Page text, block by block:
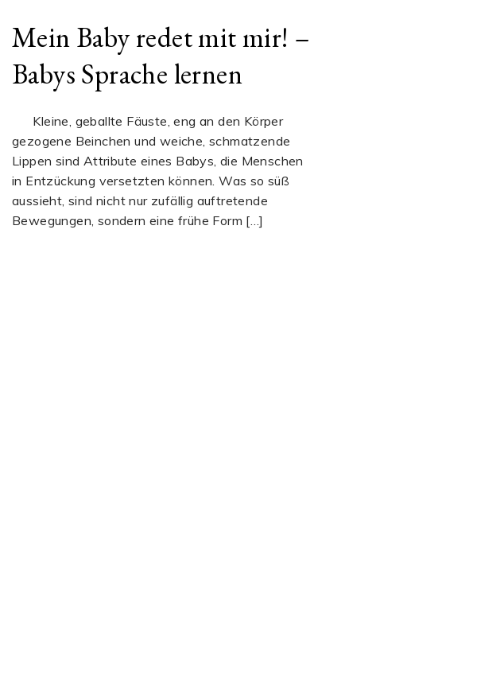
Mein Baby redet mit mir! –
Babys Sprache lernen
Kleine, geballte Fäuste, eng an den Körper
gezogene Beinchen und weiche, schmatzende
Lippen sind Attribute eines Babys, die Menschen
in Entzückung versetzten können. Was so süß
aussieht, sind nicht nur zufällig auftretende
Bewegungen, sondern eine frühe Form […]